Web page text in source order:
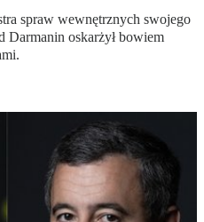
spraw wewnętrznych swojego
Darmanin oskarżył bowiem